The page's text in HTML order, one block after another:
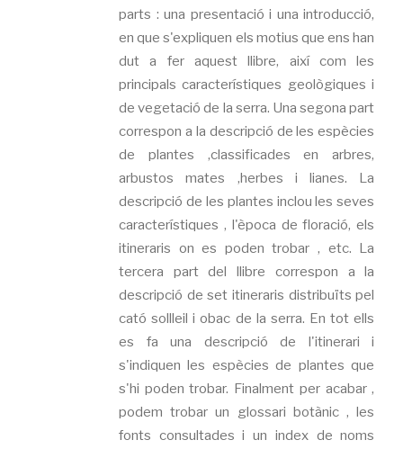
parts : una presentació i una introducció,
en que s'expliquen els motius que ens han
dut a fer aquest llibre, així com les
principals característiques geològiques i
de vegetació de la serra. Una segona part
correspon a la descripció de les espècies
de plantes ,classificades en arbres,
arbustos mates ,herbes i lianes. La
descripció de les plantes inclou les seves
característiques , l'època de floració, els
itineraris on es poden trobar , etc. La
tercera part del llibre correspon a la
descripció de set itineraris distribuïts pel
cató sollleil i obac de la serra. En tot ells
es fa una descripció de l'itinerari i
s'indiquen les espècies de plantes que
s'hi poden trobar. Finalment per acabar ,
podem trobar un glossari botànic , les
fonts consultades i un index de noms